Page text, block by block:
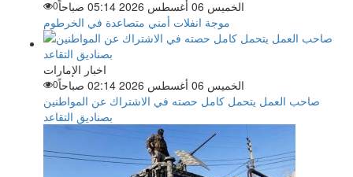
الخميس 06 أغسطس 2026 05:14 صباحاً
0
موجة انفلات أمني متصاعدة في الخرطوم
اخبار الإمارات
الخميس 06 أغسطس 2026 02:14 صباحاً
0
صاحب العمل يتحمل كامل حصته في الاشتراك عن المواطنين
بصناديق التقاعد